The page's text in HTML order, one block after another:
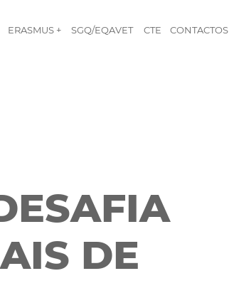
ERASMUS + SGQ/EQAVET CTE CONTACTOS
DE